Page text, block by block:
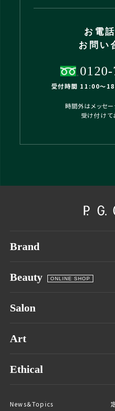
お電
お問い
受付時間 11:00〜
時間外はメッセ
受け付けて
Brand
Beauty ONLINE SHOP
Salon
Art
Ethical
News＆Topics